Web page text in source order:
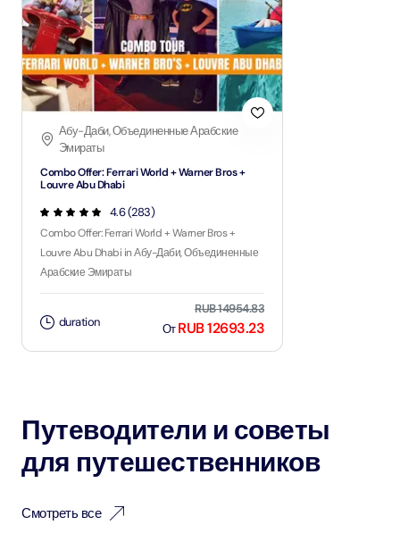
Абу-Даби, Объединенные Арабские
Эмираты
Combo Offer: Ferrari World + Warner Bros +
Louvre Abu Dhabi
4.6 (283)
Combo Offer: Ferrari World + Warner Bros +
Louvre Abu Dhabi in Абу-Даби, Объединенные
Арабские Эмираты
duration
RUB 14954.83
ОтRUB 12693.23
Путеводители и советы
для путешественников
Смотреть все